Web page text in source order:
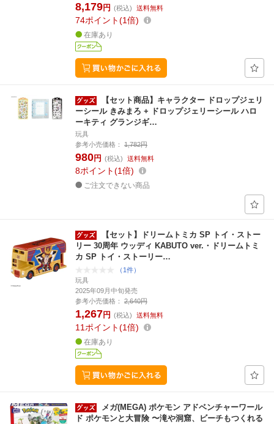
8,179円 (税込) 送料無料
74ポイント 1倍
在庫あり
【セット商品】キャラクター ドロップジェリ
ーシール きみまろ + ドロップジェリーシール ハロ
ーキティ グランジギ…
玩具
参考小売価格：
1,782円
980円 (税込) 送料無料
8ポイント 1倍
ご注文できない商品
【セット】ドリームトミカ SP トイ・ストー
リー 30周年 ウッディ KABUTO ver.・ドリームトミ
カ SP トイ・ストーリー…
（1件）
玩具
2025年09月中旬発売
参考小売価格：
2,640円
1,267円 (税込) 送料無料
11 ポイント 1倍
在庫あり
メガ(MEGA) ポケモン アドベンチャーワール
ド ポケモンと大冒険 〜滝や洞窟、ビーチもつくれる